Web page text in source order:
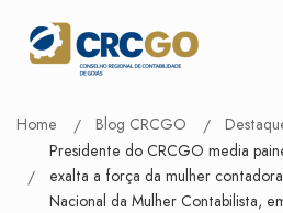
Home Blog CRCGO
Presidente do CRCGO media
exalta a força da mulher
Nacional da Mulher Contabilista,